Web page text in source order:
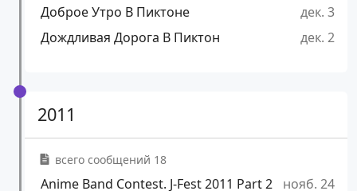
Доброе Утро В Пиктоне
дек. 3
Дождливая Дорога В Пиктон
дек. 2
2011
всего сообщений 18
Anime Band Contest. J-Fest 2011 Part 2 нояб. 24